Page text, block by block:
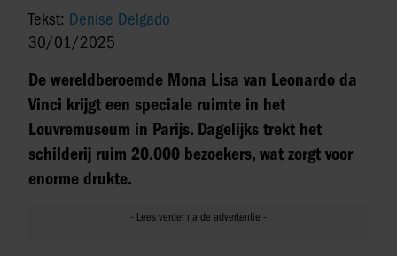
Tekst: Denise Delgado
30/01/2025
De wereldberoemde Mona Lisa van Leonardo da
Vinci krijgt een speciale ruimte in het
Louvremuseum in Parijs. Dagelijks trekt het
schilderij ruim 20.000 bezoekers, wat zorgt voor
enorme drukte.